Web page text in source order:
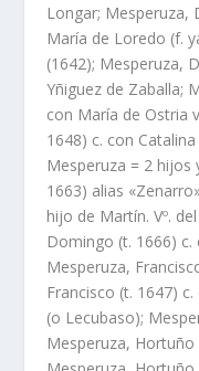
Longar; Mesperuza,
Marí­a de Loredo (f.
(1642); Mesperuza,
Yñiguez de Zaballa;
con Marí­a de Ostria
1648) c. con
Mesperuza = 2 hijos
1663) alias
hijo de Martí­n. Vº.
Domingo (t. 1666) c.
Mesperuza,
Francisco (t. 1647)
(o Lecubaso);
Mesperuza,